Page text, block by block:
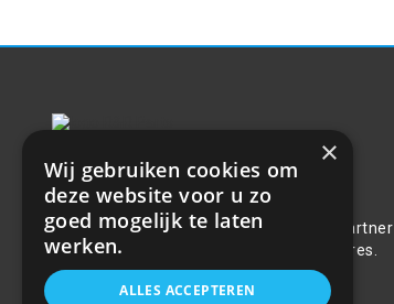
Over ons
Welkom bij R&R Parts Automotive, uw partner
voor de aanschaf van alle auto accessoires.
Wij doen er alles aan de beste selectie,
service & prijs te bieden.
×
Wij gebruiken cookies om
deze website voor u zo
goed mogelijk te laten
werken.
ALLES ACCEPTEREN